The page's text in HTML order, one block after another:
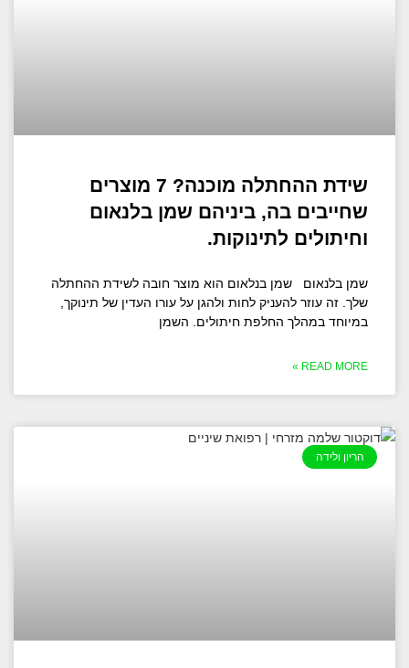
שידת ההחתלה מוכנה? 7 מוצרים
שחייבים בה, ביניהם שמן בלנאום
וחיתולים לתינוקות.
שמן בלנאום שמן בנלאום הוא מוצר חובה לשידת ההחתלה
שלך. זה עוזר להעניק לחות ולהגן על עורו העדין של תינוקך,
במיוחד במהלך החלפת חיתולים. השמן
READ MORE »
הריון ולידה